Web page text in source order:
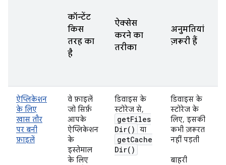
कॉन्टेंट
किस
तरह का
है
ऐक्सेस
करने का
तरीका
अनुमतियां
ज़रूरी हैं
ऐप्लिकेशन
के लिए
खास तौर
पर बनी
फ़ाइलें
वे फ़ाइलें
जो सिर्फ़
आपके
ऐप्लिकेशन
के
इस्तेमाल
के लिए
डिवाइस के
स्टोरेज से,
getFiles
Dir( ) या
getCache
Dir( )
डिवाइस के
स्टोरेज के
लिए, इसकी
कभी ज़रूरत
नहीं पड़ती
बाहरी